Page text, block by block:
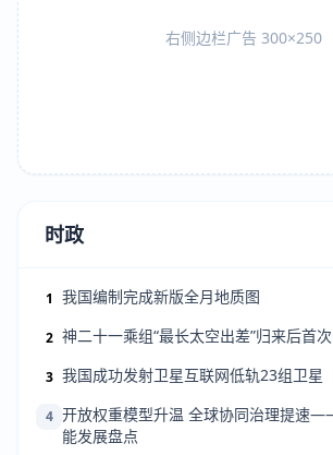
右侧边栏广告 300×250
时政
1 我国编制完成新版全月地质图
2 神二十一乘组“最长太空出差”归来后首
3 我国成功发射卫星互联网低轨23组卫星
4 开放权重模型升温 全球协同治理提速
能发展盘点